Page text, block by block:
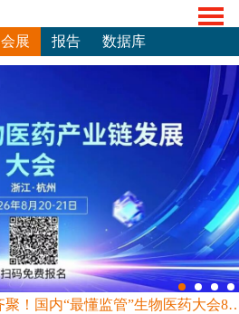
会展 报告 数据库
20+监管与首席审评专家齐聚！国内“最